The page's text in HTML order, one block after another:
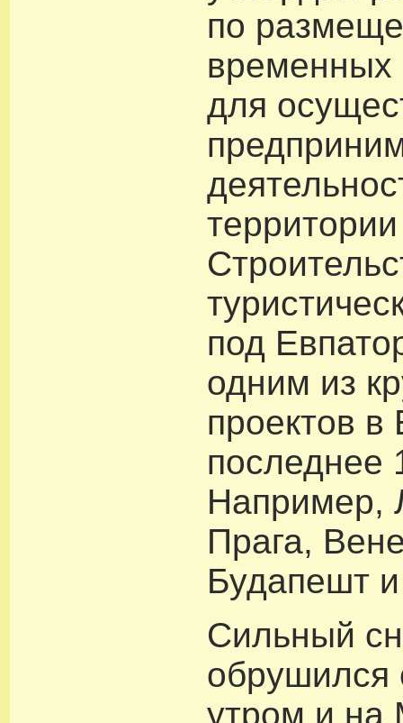
по
временных
для
под
одним из
проектов в
последнее
Например,
Прага,
Будапешт
Сильный
обрушился
утром и на